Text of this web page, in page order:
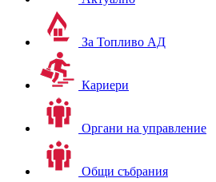
За Топливо АД
Кариери
Органи на управление
Общи събрания